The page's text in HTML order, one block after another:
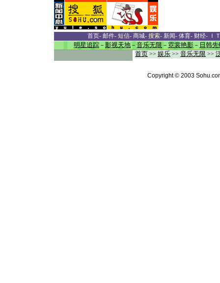
首页- 邮件- 短信- 商城- 搜索- 新闻- 体育- 财经- Ｉ
明星追踪 － 影视天地 － 音乐无限 － 霓裳艳影 － 日韩先
首页 >> 娱乐 >> 音乐无限 >>
Copyright © 2003